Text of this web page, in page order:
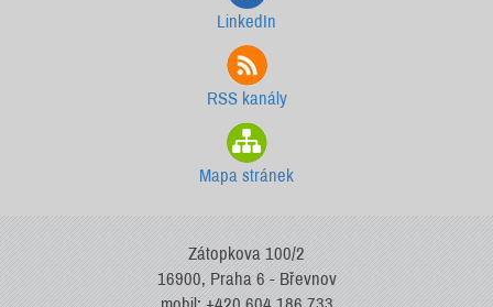
LinkedIn
RSS kanály
Mapa stránek
Zátopkova 100/2
16900, Praha 6 - Břevnov